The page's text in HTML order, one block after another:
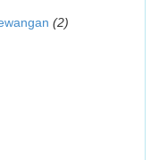
(2)